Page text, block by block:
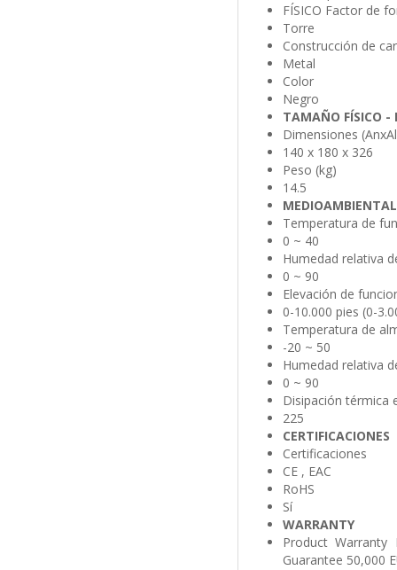
FÍSICO Factor de
Torre
Construcción de
Metal
Color
Negro
TAMAÑO FÍSICO -
Dimensiones
140 x 180 x 326
Peso (kg)
14.5
MEDIOAMBIENTAL
Temperatura de
0 ~ 40
Humedad relativa
0 ~ 90
Elevación de
0-10.000 pies (0-
Temperatura de
-20 ~ 50
Humedad relativa
0 ~ 90
Disipación térmica
225
CERTIFICACIONES
Certificaciones
CE , EAC
RoHS
Sí
WARRANTY
Product Warranty
Guarantee 50,000